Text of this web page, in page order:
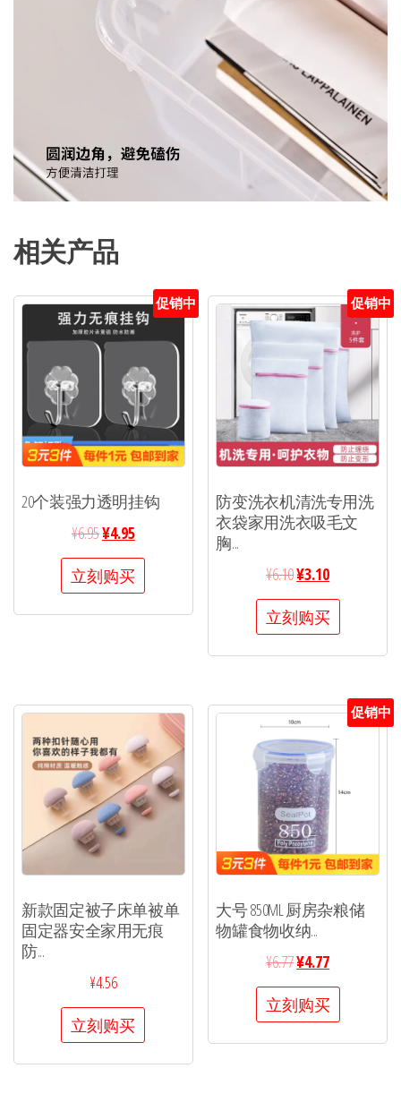
相关产品
促销中
20个装强力透明挂钩
¥6.95¥4.95
立刻购买
促销中
防变洗衣机清洗专用洗
衣袋家用洗衣吸毛文
胸...
¥6.10¥3.10
立刻购买
新款固定被子床单被单
固定器安全家用无痕
防...
¥4.56
立刻购买
促销中
大号 850ML 厨房杂粮储
物罐食物收纳...
¥6.77¥4.77
立刻购买